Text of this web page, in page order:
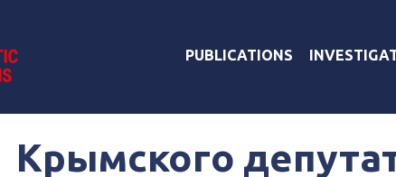
PUBLICATIONS
Крымского